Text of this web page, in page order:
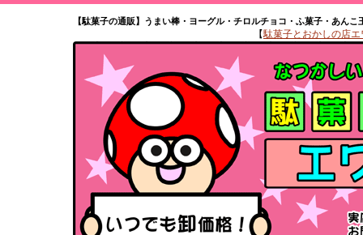
【駄菓子の通販】うまい棒・ヨーグル・チロルチョコ・ふ菓子・あん
【駄菓子とおかしの店エ